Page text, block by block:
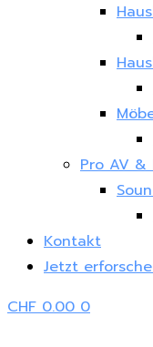
Pro AV &
Kontakt
Jetzt
CHF0.00 0